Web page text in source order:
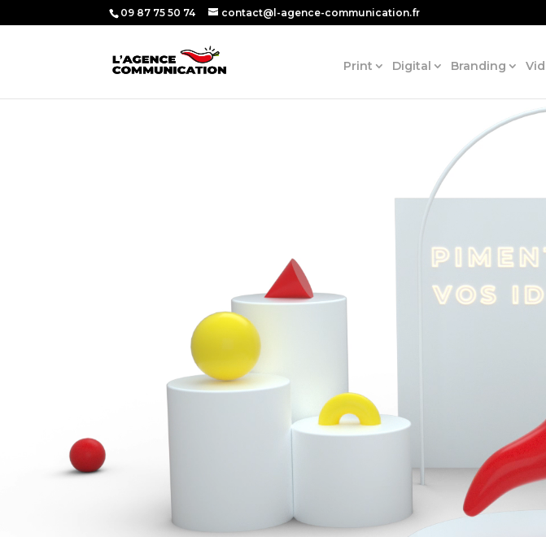
09 87 75 50 74 contact@l-agence-communication.fr
Print Digital Branding